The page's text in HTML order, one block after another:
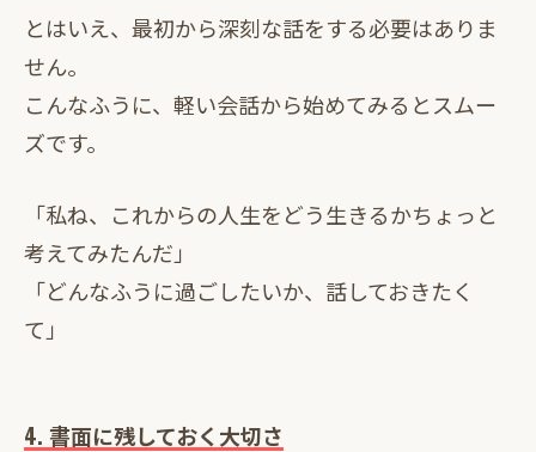
とはいえ、最初から深刻な話をする必要はありま
せん。
こんなふうに、軽い会話から始めてみるとスムー
ズです。
「私ね、これからの人生をどう生きるかちょっと
考えてみたんだ」
「どんなふうに過ごしたいか、話しておきたく
て」
4. 書面に残しておく大切さ